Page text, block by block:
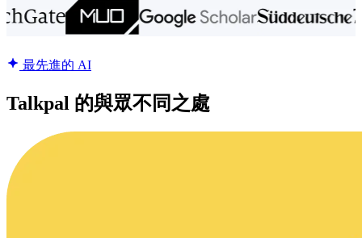
最先進的 AI
Talkpal 的與眾不同之處